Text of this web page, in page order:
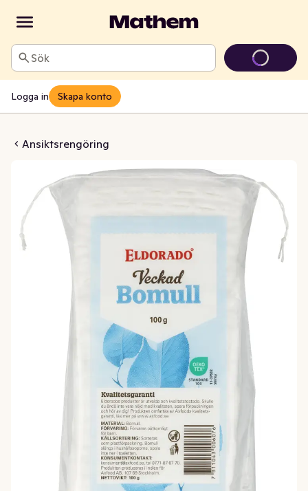
Sök
Logga in Skapa konto
Ansiktsrengöring